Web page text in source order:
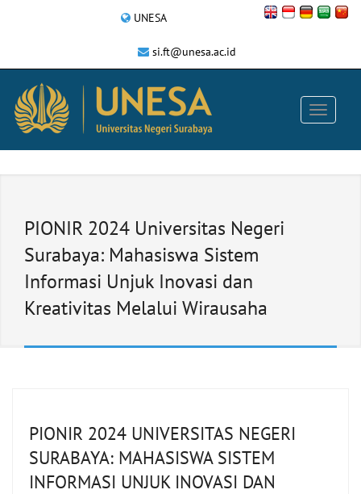
UNESA
si.ft@unesa.ac.id
PIONIR 2024 Universitas Negeri
Surabaya: Mahasiswa Sistem
Informasi Unjuk Inovasi dan
Kreativitas Melalui Wirausaha
PIONIR 2024 UNIVERSITAS NEGERI
SURABAYA: MAHASISWA SISTEM
INFORMASI UNJUK INOVASI DAN